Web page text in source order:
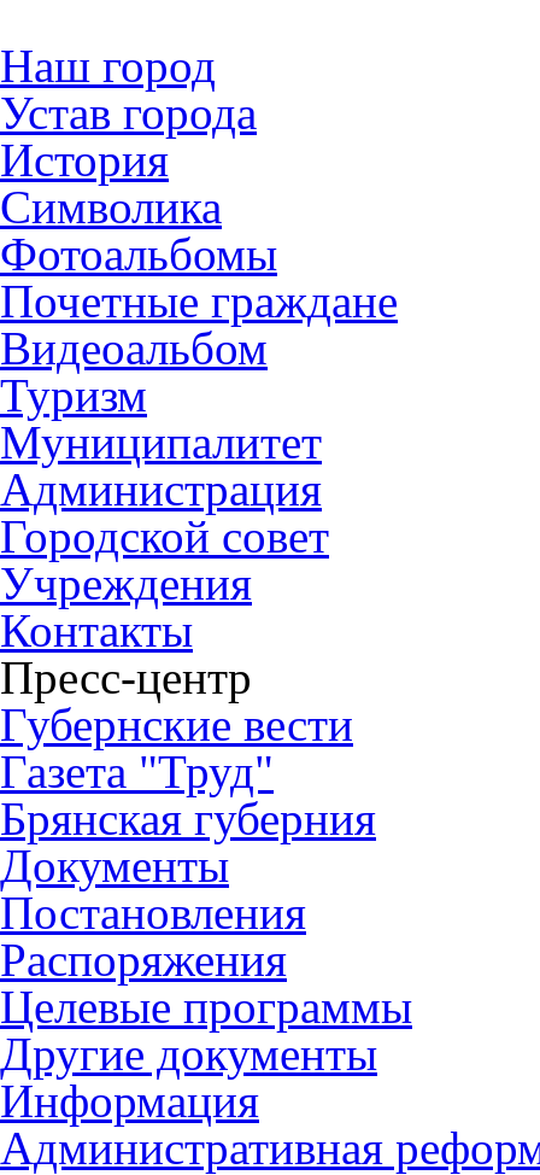
Наш город
Устав города
История
Символика
Фотоальбомы
Почетные граждане
Видеоальбом
Туризм
Муниципалитет
Администрация
Городской совет
Учреждения
Контакты
Пресс-центр
Губернские вести
Газета "Труд"
Брянская губерния
Документы
Постановления
Распоряжения
Целевые программы
Другие документы
Информация
Административная